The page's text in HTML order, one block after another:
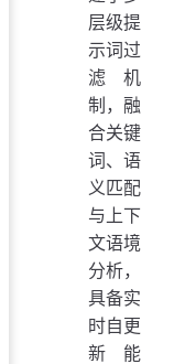
层级提
示词过
滤机
制，融
合关键
词、语
义匹配
与上下
文语境
分析，
具备实
时自更
新能